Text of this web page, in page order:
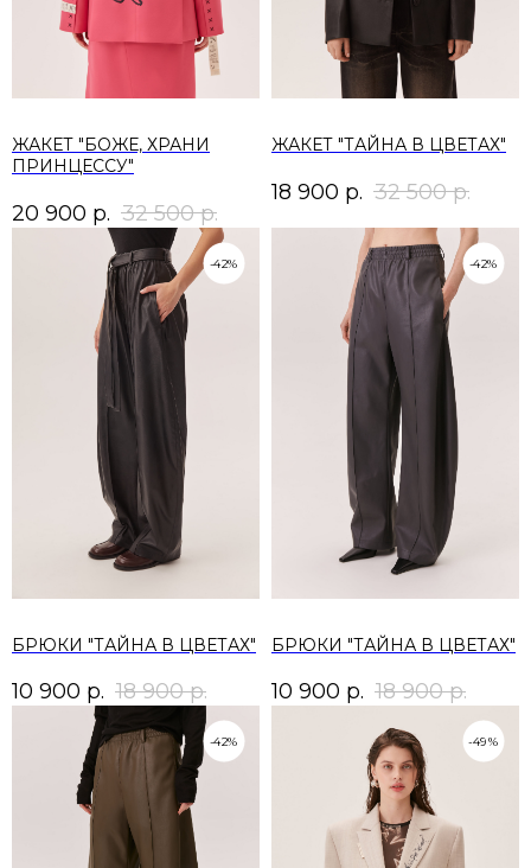
ЖАКЕТ "БОЖЕ, ХРАНИ
ПРИНЦЕССУ"
20 900 р. 32 500 р.
ЖАКЕТ "ТАЙНА В ЦВЕТАХ"
18 900 р. 32 500 р.
-42%
БРЮКИ "ТАЙНА В ЦВЕТАХ"
10 900 р. 18 900 р.
-42%
БРЮКИ "ТАЙНА В ЦВЕТАХ"
10 900 р. 18 900 р.
-42% -49%